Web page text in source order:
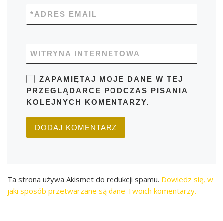
ADRES EMAIL
*
WITRYNA INTERNETOWA
ZAPAMIĘTAJ MOJE DANE W TEJ
PRZEGLĄDARCE PODCZAS PISANIA
KOLEJNYCH KOMENTARZY.
Ta strona używa Akismet do redukcji spamu. Dowiedz się, w
jaki sposób przetwarzane są dane Twoich komentarzy.